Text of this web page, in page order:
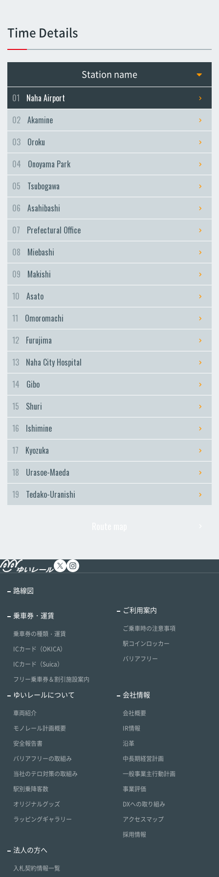
Asato
Naha City Hospital
Ishimine
Tedako-Uranishi
Asahibashi
Prefectural Office
Miebashi
Omoromachi
Gibo
Kyozuka
Time Details
Station name
01
Naha Airport
02 Akamine
03
Oroku
04
Onoyama Park
05
Tsubogawa
06
Asahibashi
07
Prefectural Office
08
Miebashi
09
Makishi
10
Asato
11
Omoromachi
12
Furujima
13
Naha City Hospital
14
Gibo
15
Shuri
16
Ishimine
17
Kyozuka
18
Urasoe-Maeda
19
Tedako-Uranishi
路線図
乗車券・運賃
乗車券の種類・運賃
ICカード（OKICA）
ICカード（Suica）
フリー乗車券＆割引施設案内
ご利用案内
ご乗車時の注意事項
駅コインロッカー
バリアフリー
ゆいレールについて
車両紹介
モノレール計画概要
安全報告書
バリアフリーの取組み
当社のテロ対策の取組み
駅別乗降客数
オリジナルグッズ
ラッピングギャラリー
会社情報
会社概要
IR情報
沿革
中長期経営計画
一般事業主行動計画
事業評価
DXへの取り組み
アクセスマップ
採用情報
法人の方へ
入札契約情報一覧